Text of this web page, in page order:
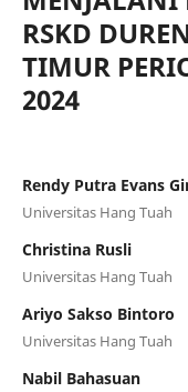
RSKD
TIMUR
2024
Rendy Putra Evans
Universitas Hang Tuah
Christina Rusli
Universitas Hang Tuah
Ariyo Sakso Bintoro
Universitas Hang Tuah
Nabil Bahasuan